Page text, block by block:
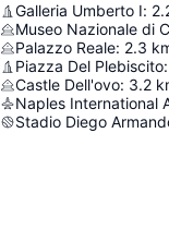
Galleria Umberto I:
Museo Nazionale di
Palazzo Reale: 2.3
Piazza Del Plebiscito:
Castle Dell'ovo: 3.2
Naples International
Stadio Diego